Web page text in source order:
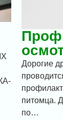
Дорогие
питомца.
по…